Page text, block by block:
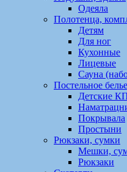
Одеяла
Полотенца,
Детям
Для ног
Кухонные
Лицевые
Сауна
Постельное
Детские
Покрывала
Простыни
Рюкзаки, сумки
Мешки,
Рюкзаки